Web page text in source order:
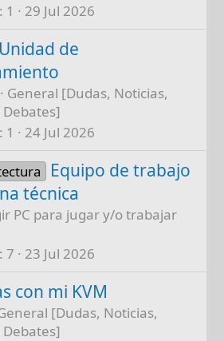
1 29 Jul 2026
Unidad de
General [Dudas, Noticias,
1 24 Jul 2026
Equipo de trabajo
técnica
PC para jugar y/o trabajar
7 23 Jul 2026
con mi KVM
[Dudas, Noticias,